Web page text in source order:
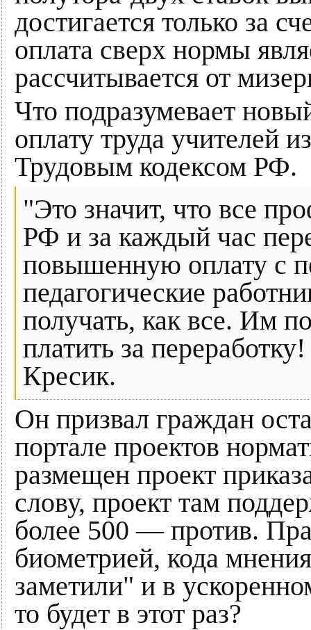
достигается только за
оплата сверх нормы
рассчитывается от
Что подразумевает
оплату труда учителей
Трудовым кодексом РФ.
"Это значит, что все
РФ и за каждый час
повышенную оплату с
педагогические
получать, как все. Им
платить за
Кресик.
Он призвал граждан
портале проектов
размещен проект
слову, проект там
более 500 — против.
биометрией, кода
заметили" и в
то будет в этот раз?